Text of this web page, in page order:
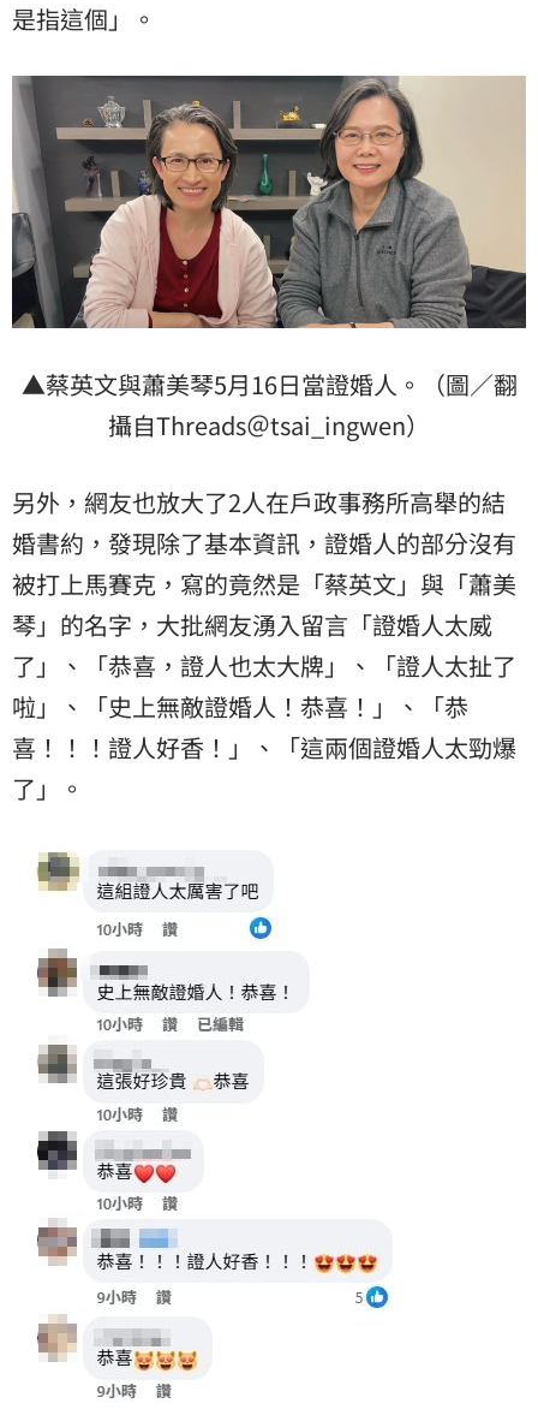
是指這個」。
▲蔡英文與蕭美琴5月16日當證婚人。（圖／翻
攝自Threads＠tsai_ingwen）
另外，網友也放大了2人在戶政事務所高舉的結
婚書約，發現除了基本資訊，證婚人的部分沒有
被打上馬賽克，寫的竟然是「蔡英文」與「蕭美
琴」的名字，大批網友湧入留言「證婚人太威
了」、「恭喜，證人也太大牌」、「證人太扯了
啦」、「史上無敵證婚人！恭喜！」、「恭
喜！！！證人好香！」、「這兩個證婚人太勁爆
了」。